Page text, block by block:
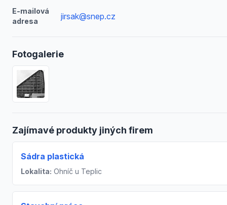
E-mailová
adresa
jirsak@snep.cz
Fotogalerie
Zajímavé produkty jiných firem
Sádra plastická
Lokalita: Ohníč u Teplic